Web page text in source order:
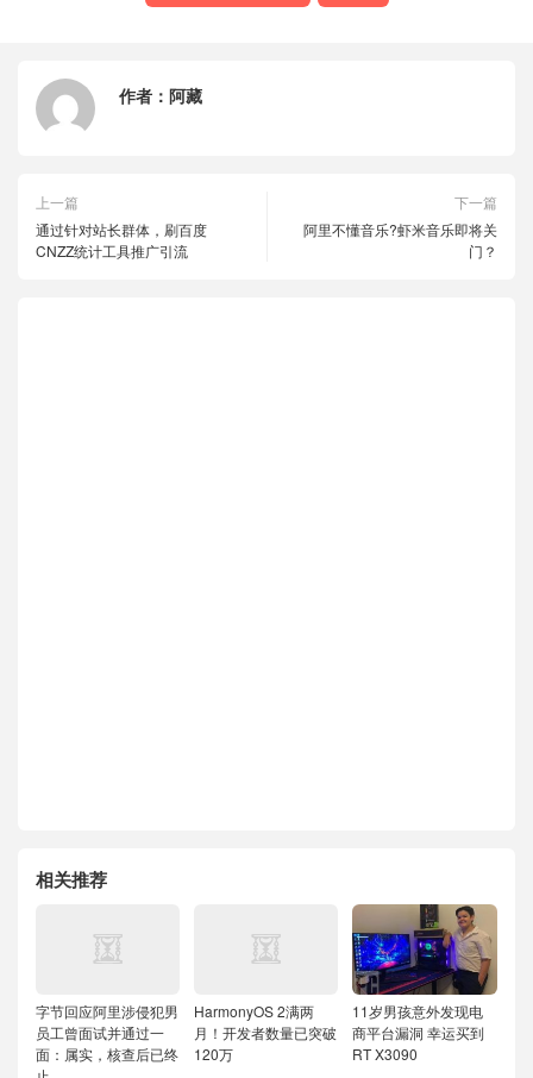
作者： 阿藏
上一篇
通过针对站长群体，刷百度
CNZZ统计工具推广引流
下一篇
阿里不懂音乐?虾米音乐即将关
门？
相关推荐
字节回应阿里涉侵犯男
员工曾面试并通过一
面：属实，核查后已终
HarmonyOS 2满两
月！开发者数量已突破
120万
11岁男孩意外发现电
商平台漏洞 幸运买到
RT X3090